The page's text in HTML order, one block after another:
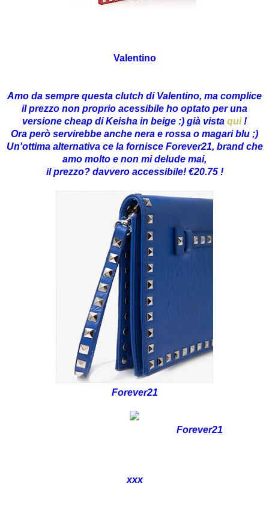
Valentino
Amo da sempre questa clutch di Valentino, ma complice
il prezzo non proprio acessibile ho optato per una
versione cheap di Keisha in beige :) già vista qui!
Ora però servirebbe anche nera e rossa o magari blu ;)
Un'ottima alternativa ce la fornisce Forever21, brand che
amo molto e non mi delude mai,
il prezzo? davvero accessibile! €20.75 !
Forever21
Forever21
xxx